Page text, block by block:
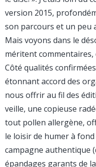
version 2015,
son parcours et un peu
Mais voyons dans le
méritent
Côté qualités
étonnant accord des
nous offrir au fil des
veille, une copieuse
tout pollen allergène,
le loisir de humer à
campagne authentique
épandages garants de